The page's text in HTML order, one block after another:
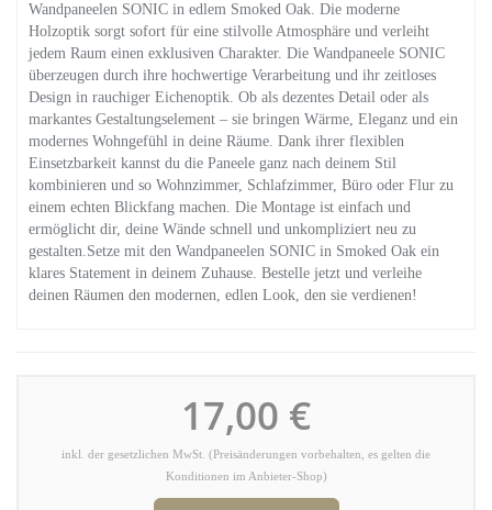
Wandpaneelen SONIC in edlem Smoked Oak. Die moderne
Holzoptik sorgt sofort für eine stilvolle Atmosphäre und verleiht
jedem Raum einen exklusiven Charakter. Die Wandpaneele SONIC
überzeugen durch ihre hochwertige Verarbeitung und ihr zeitloses
Design in rauchiger Eichenoptik. Ob als dezentes Detail oder als
markantes Gestaltungselement – sie bringen Wärme, Eleganz und ein
modernes Wohngefühl in deine Räume. Dank ihrer flexiblen
Einsetzbarkeit kannst du die Paneele ganz nach deinem Stil
kombinieren und so Wohnzimmer, Schlafzimmer, Büro oder Flur zu
einem echten Blickfang machen. Die Montage ist einfach und
ermöglicht dir, deine Wände schnell und unkompliziert neu zu
gestalten.Setze mit den Wandpaneelen SONIC in Smoked Oak ein
klares Statement in deinem Zuhause. Bestelle jetzt und verleihe
deinen Räumen den modernen, edlen Look, den sie verdienen!
17,00 €
inkl. der gesetzlichen MwSt. (Preisänderungen vorbehalten, es gelten die
Konditionen im Anbieter-Shop)